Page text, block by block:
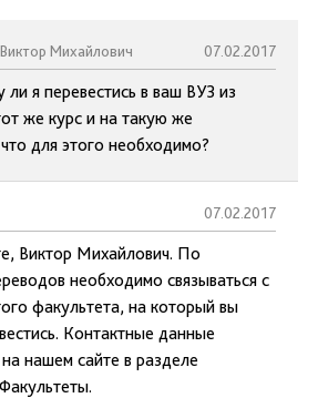
Михайлович 07.02.2017
ли я перевестись в ваш ВУЗ из
же курс и на такую же
для этого необходимо?
07.02.2017
Виктор Михайлович. По
необходимо связываться с
факультета, на который вы
Контактные данные
нашем сайте в разделе